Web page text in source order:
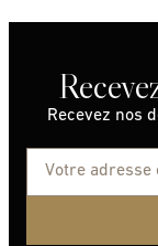
Recevez nos